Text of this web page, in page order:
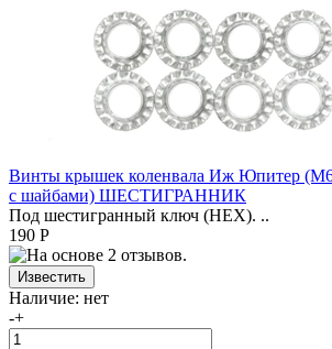
Винты крышек коленвала Иж Юпитер
с шайбами) ШЕСТИГРАННИК
Под шестигранный ключ (HEX). ..
190 Р
Наличие: нет
-+